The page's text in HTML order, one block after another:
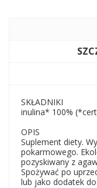
SKŁADNIKI
inulina* 100%
OPIS
Suplement diety.
pokarmowego.
pozyskiwany z
Spożywać po
lub jako dodatek